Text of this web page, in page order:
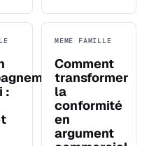
:
MEME FAMILLE
Comment
transformer
la
conformité
en
argument